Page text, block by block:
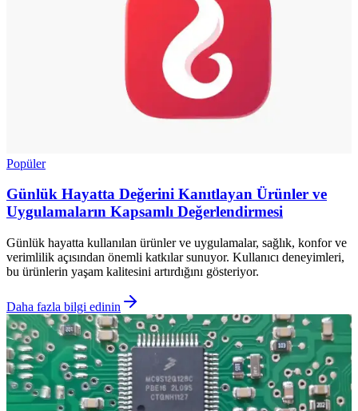
Popüler
Günlük Hayatta Değerini Kanıtlayan Ürünler ve
Uygulamaların Kapsamlı Değerlendirmesi
Günlük hayatta kullanılan ürünler ve uygulamalar, sağlık, konfor ve
verimlilik açısından önemli katkılar sunuyor. Kullanıcı deneyimleri,
bu ürünlerin yaşam kalitesini artırdığını gösteriyor.
Daha fazla bilgi edinin